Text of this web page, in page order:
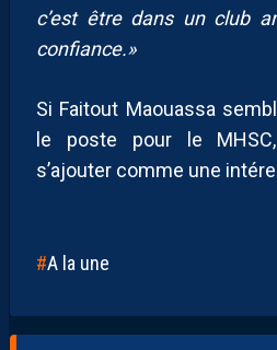
c’est être dans un club
confiance.»
Si Faitout Maouassa
le poste pour le
s’ajouter comme une
A la une